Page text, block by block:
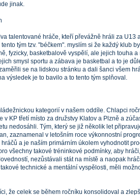
jinak.
talentované hráče, kteří převážně hráli za U13
tým tzv. "béčkem". myslím si že každý klub
fyzicky, basketbalově vyspělí, ale jejich touha
smysl sportu a zábava je basketbal a to je
se na lidskou stránku a dali šanci všem
výsledek je to bavilo a to tento tým splňoval.
kategorií v našem oddíle. Chlapci
v KP třetí místo za družstvy Klatov a Plzně a
nedosáhli. Tým, který se již několik let
zaznamenal v letošním roce výkonnostní
a je naším primárním úkolem vyhodnotit
všechny takové tréninkové podmínky, aby
nezůstávali stát na místě a naopak
technické a mentální vyspělosti, měli
že celek se během ročníku konsolidoval a